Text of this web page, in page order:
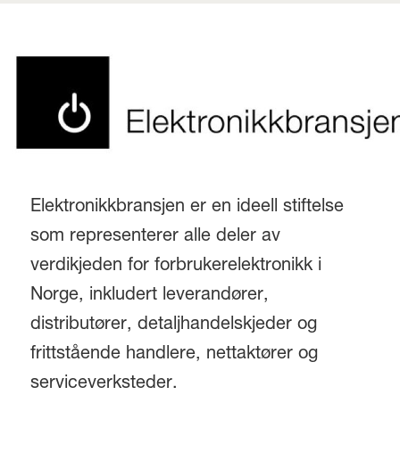
Elektronikkbransjen er en ideell stiftelse
som representerer alle deler av
verdikjeden for forbrukerelektronikk i
Norge, inkludert leverandører,
distributører, detaljhandelskjeder og
frittstående handlere, nettaktører og
serviceverksteder.